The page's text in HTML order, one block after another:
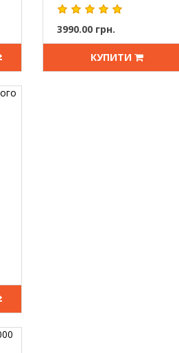
3990.00 грн.
КУПИТИ